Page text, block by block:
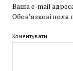
Ваша e-mail
Обов’язкові поля
Коментувати